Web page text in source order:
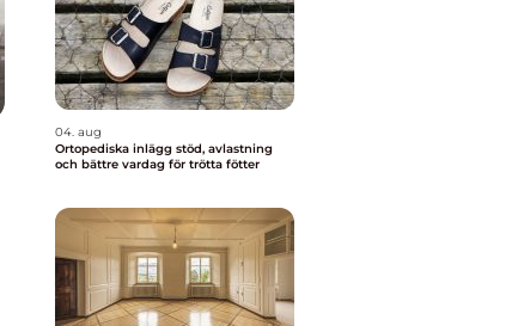
04. aug
Ortopediska inlägg stöd, avlastning
och bättre vardag för trötta fötter